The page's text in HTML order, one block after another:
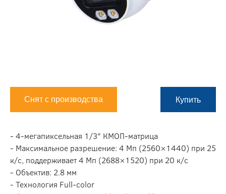
Снят с производства Купить
- 4-мегапиксельная 1/3" КMOП-матрица
- Максимальное разрешение: 4 Мп (2560×1440) при 25
к/с, поддерживает 4 Мп (2688×1520) при 20 к/с
- Объектив: 2.8 мм
- Технология Full-color